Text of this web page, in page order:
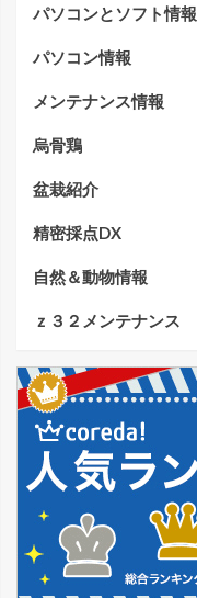
パソコンとソフト情報
パソコン情報
メンテナンス情報
烏骨鶏
盆栽紹介
精密採点DX
自然＆動物情報
ｚ３２メンテナンス